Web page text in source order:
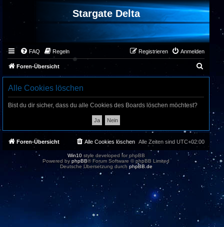
Stargate Delta
FAQ Regeln Anmelden
Registrieren
Foren-Übersicht
u
Alle Cookies löschen
Bist du dir sicher, dass du alle Cookies des Boards löschen möchtest?
Foren-Übersicht Alle Zeiten sind UTC+02:00
Alle Cookies löschen
Win10style developed for phpBB
Powered by phpBB® Forum Software © phpBB Limited
Deutsche Übersetzung durch phpBB.de